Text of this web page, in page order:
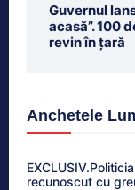
Guvernul
acasă”. 100
revin în țară
Anchetele
recunoscut cu